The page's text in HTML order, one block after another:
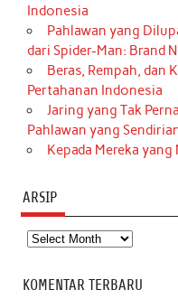
Indonesia
Pahlawan yang
dari Spider-Man: Brand
Beras, Rempah, dan
Pertahanan Indonesia
Jaring yang Tak
Pahlawan yang
Kepada Mereka
ARSIP
Arsip
KOMENTAR TERBARU